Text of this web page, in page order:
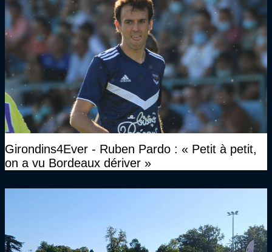
Girondins4Ever - Ruben Pardo : « Petit à petit,
on a vu Bordeaux dériver »